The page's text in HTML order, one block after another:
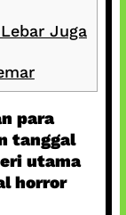
Juga
para
tanggal
utama
horror